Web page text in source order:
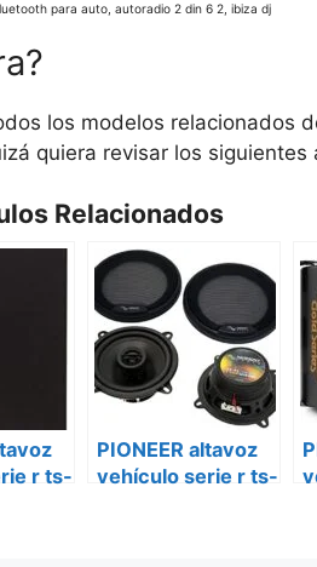
para auto, autoradio 2 din 6 2, ibiza dj
los modelos relacionados
quiera revisar los
Relacionados
r ts-
PIONEER altavoz
vehículo serie r ts-